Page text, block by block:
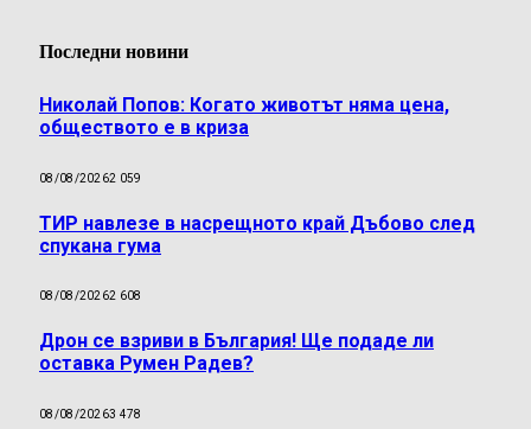
Последни новини
Николай Попов: Когато животът няма цена,
обществото е в криза
08/08/20262 059
ТИР навлезе в насрещното край Дъбово след
спукана гума
08/08/20262 608
Дрон се взриви в България! Ще подаде ли
оставка Румен Радев?
08/08/20263 478